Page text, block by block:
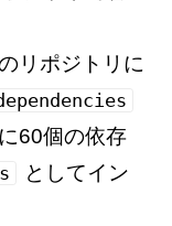
リポジトリに
60個の依存
としてイン